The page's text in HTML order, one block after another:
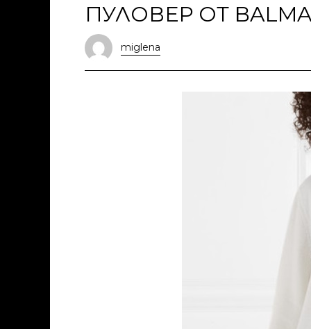
ПУЛОВЕР ОТ
miglena